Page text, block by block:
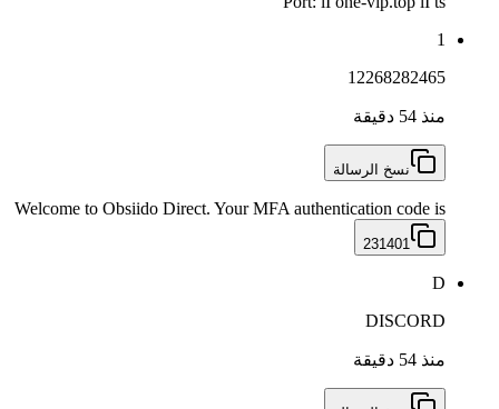
1
12268282465
منذ 54 دقيقة
نسخ الرسالة
Welcome to Obsiido Direct. Your MFA authentication code is
231401
D
DISCORD
منذ 54 دقيقة